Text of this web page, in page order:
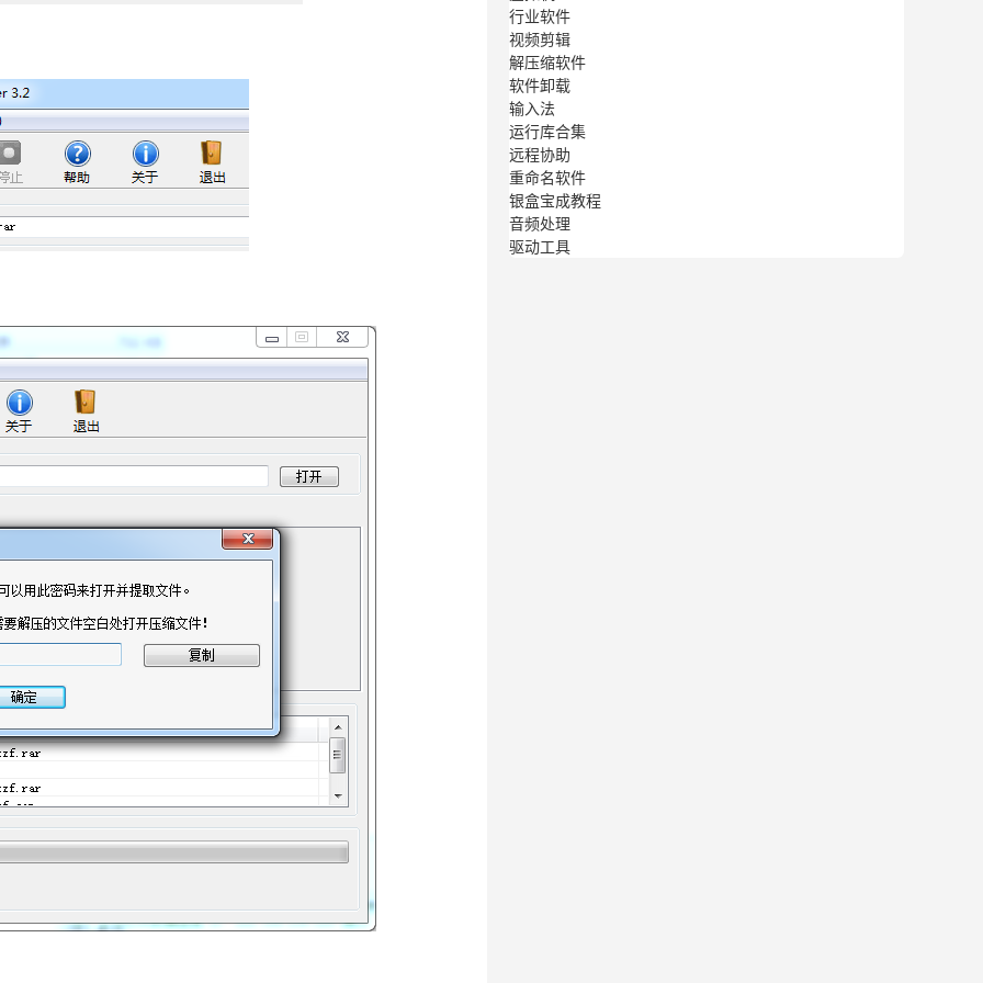
行业软件
视频剪辑
解压缩软件
软件卸载
输入法
运行库合集
远程协助
重命名软件
银盒宝成教程
音频处理
驱动工具